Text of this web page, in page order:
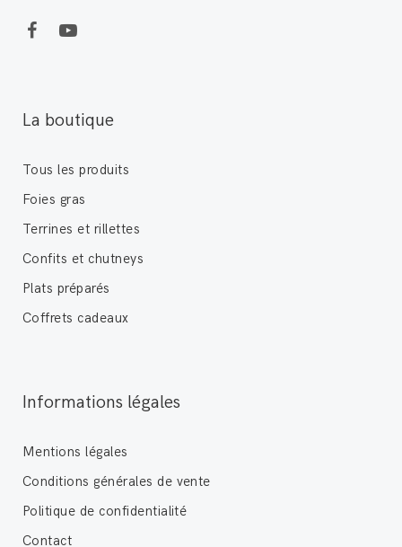
La boutique
Tous les produits
Foies gras
Terrines et rillettes
Confits et chutneys
Plats préparés
Coffrets cadeaux
Informations légales
Mentions légales
Conditions générales de vente
Politique de confidentialité
Contact